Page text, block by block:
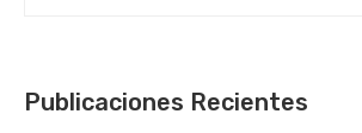
Publicaciones Recientes